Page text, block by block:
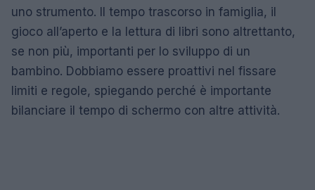
uno strumento. Il tempo trascorso in famiglia, il
gioco all’aperto e la lettura di libri sono altrettanto,
se non più, importanti per lo sviluppo di un
bambino. Dobbiamo essere proattivi nel fissare
limiti e regole, spiegando perché è importante
bilanciare il tempo di schermo con altre attività.